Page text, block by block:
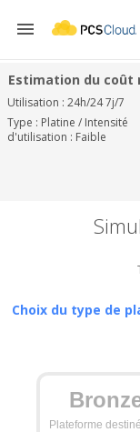

Estimation du coût
Utilisation : 24h/24 7j/7
Type : Platine / Intensité
d'utilisation : Faible
Choix du type de
Plateforme